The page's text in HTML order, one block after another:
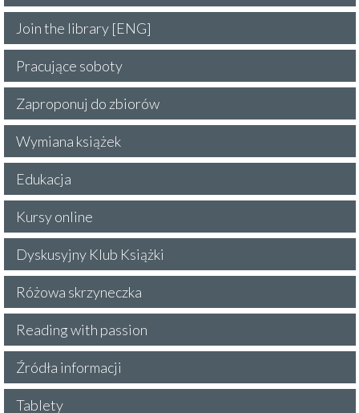
Join the library [ENG]
Pracujące soboty
Zaproponuj do zbiorów
Wymiana książek
Edukacja
Kursy online
Dyskusyjny Klub Książki
Różowa skrzyneczka
Reading with passion
Źródła informacji
Tablety